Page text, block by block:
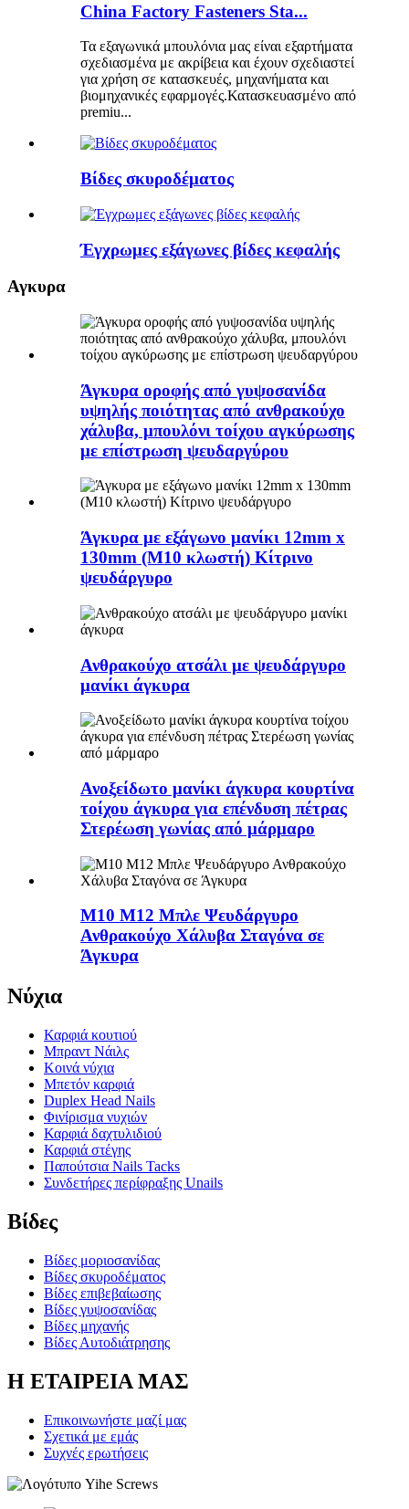
China Factory Fasteners Sta...
Τα εξαγωνικά μπουλόνια μας είναι εξαρτήματα
σχεδιασμένα με ακρίβεια και έχουν σχεδιαστεί
για χρήση σε κατασκευές, μηχανήματα και
βιομηχανικές εφαρμογές.Κατασκευασμένο από
premiu...
Βίδες σκυροδέματος
Έγχρωμες εξάγωνες βίδες κεφαλής
Αγκυρα
Άγκυρα οροφής από γυψοσανίδα
υψηλής ποιότητας από ανθρακούχο
χάλυβα, μπουλόνι τοίχου αγκύρωσης
με επίστρωση ψευδαργύρου
Άγκυρα με εξάγωνο μανίκι 12mm x
130mm (Μ10 κλωστή) Κίτρινο
ψευδάργυρο
Ανθρακούχο ατσάλι με ψευδάργυρο
μανίκι άγκυρα
Ανοξείδωτο μανίκι άγκυρα κουρτίνα
τοίχου άγκυρα για επένδυση πέτρας
Στερέωση γωνίας από μάρμαρο
Μ10 M12 Μπλε Ψευδάργυρο
Ανθρακούχο Χάλυβα Σταγόνα σε
Άγκυρα
Νύχια
Καρφιά κουτιού
Μπραντ Νάιλς
Κοινά νύχια
Μπετόν καρφιά
Duplex Head Nails
Φινίρισμα νυχιών
Καρφιά δαχτυλιδιού
Καρφιά στέγης
Παπούτσια Nails Tacks
Συνδετήρες περίφραξης Unails
Βίδες
Βίδες μοριοσανίδας
Βίδες σκυροδέματος
Βίδες επιβεβαίωσης
Βίδες γυψοσανίδας
Βίδες μηχανής
Βίδες Αυτοδιάτρησης
Η ΕΤΑΙΡΕΙΑ ΜΑΣ
Επικοινωνήστε μαζί μας
Σχετικά με εμάς
Συχνές ερωτήσεις